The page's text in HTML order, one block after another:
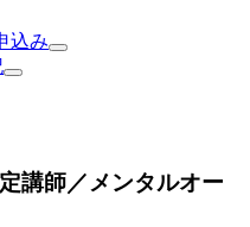
込み
講師／メンタルオー